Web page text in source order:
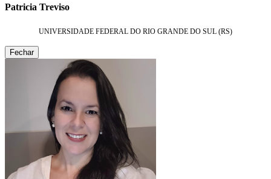
Patricia Treviso
UNIVERSIDADE FEDERAL DO RIO GRANDE DO SUL (RS)
Fechar